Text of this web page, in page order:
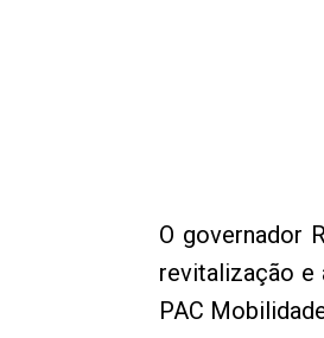
O governador
revitalização e
PAC